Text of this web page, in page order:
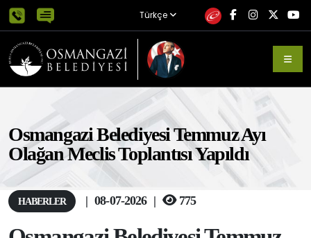
Türkçe
Osmangazi Belediyesi Temmuz Ayı
Olağan Meclis Toplantısı Yapıldı
HABERLER | 08-07-2026 | 775